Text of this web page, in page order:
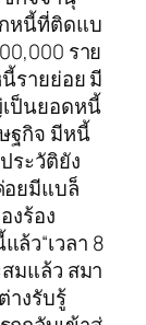
หนี้ที่ติดแบ
ราย
รายย่อย มี
ป็นยอดหนี้
ฐกิจ มีหนี้
ระวัติยัง
ยมีแบล็
งร้อง
ว“เวลา 8
มแล้ว สมา
างรับรู้